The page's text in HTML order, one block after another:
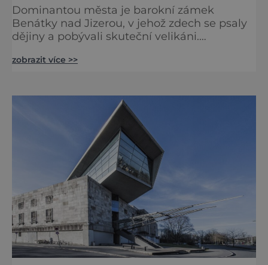
Dominantou města je barokní zámek
Benátky nad Jizerou, v jehož zdech se psaly
dějiny a pobývali skuteční velikáni.
tu prováděl svá slavná astronomická měření
spolupráci s jeho přítelem, slavným Janem
Keplerem. Tímto historickým setkáním je
inspirována i zážitková mobilní detek
zobrazit více >>